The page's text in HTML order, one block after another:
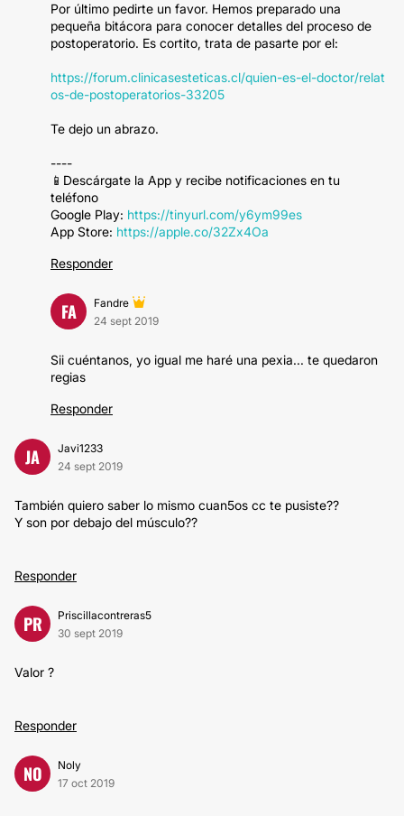
Por último pedirte un favor. Hemos preparado una
pequeña bitácora para conocer detalles del proceso de
postoperatorio. Es cortito, trata de pasarte por el:
https://forum.clinicasesteticas.cl/quien-es-el-doctor/relat
os-de-postoperatorios-33205
Te dejo un abrazo.
----
📱Descárgate la App y recibe notificaciones en tu
teléfono
Google Play: https://tinyurl.com/y6ym99es
App Store: https://apple.co/32Zx4Oa
Responder
FA
Fandre
24 sept 2019
Sii cuéntanos, yo igual me haré una pexia... te quedaron
regias
Responder
JA
Javi1233
24 sept 2019
También quiero saber lo mismo cuan5os cc te pusiste??
Y son por debajo del músculo??
Responder
PR
Priscillacontreras5
30 sept 2019
Valor ?
Responder
NO
Noly
17 oct 2019